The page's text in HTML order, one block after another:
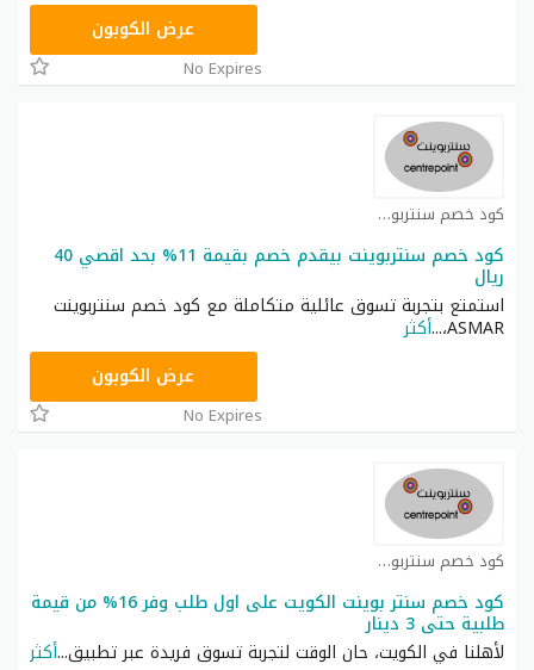
عرض الكوبون
No Expires
كود خصم سنتربوينت كوبون
كود خصم سنتربوينت بيقدم خصم بقيمة 11% بحد اقصي 40
ريال
استمتع بتجربة تسوق عائلية متكاملة مع كود خصم سنتربوينت
ASMAR،...أكثر
ASMARعرض الكوبون
No Expires
كود خصم سنتربوينت كوبون
كود خصم سنتر بوينت الكويت على اول طلب وفر 16% من قيمة
طلبية حتى 3 دينار
لأهلنا في الكويت، حان الوقت لتجربة تسوق فريدة عبر تطبيق...أكثر